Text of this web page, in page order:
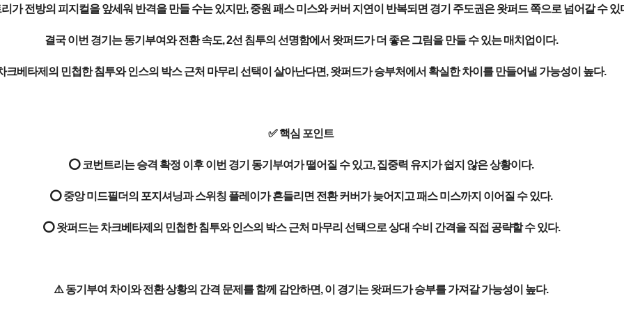
가 전방의 피지컬을 앞세워 반격을 만들 수는 있지만, 중원 패스 미스와 커버 지연이 반복되면 경기 주도권은 왓퍼드 쪽으로 넘어갈 수 있
결국 이번 경기는 동기부여와 전환 속도, 2선 침투의 선명함에서 왓퍼드가 더 좋은 그림을 만들 수 있는 매치업이다.
크베타제의 민첩한 침투와 인스의 박스 근처 마무리 선택이 살아난다면, 왓퍼드가 승부처에서 확실한 차이를 만들어낼 가능성이 높다.
✅ 핵심 포인트
⭕ 코번트리는 승격 확정 이후 이번 경기 동기부여가 떨어질 수 있고, 집중력 유지가 쉽지 않은 상황이다.
⭕ 중앙 미드필더의 포지셔닝과 스위칭 플레이가 흔들리면 전환 커버가 늦어지고 패스 미스까지 이어질 수 있다.
⭕ 왓퍼드는 차크베타제의 민첩한 침투와 인스의 박스 근처 마무리 선택으로 상대 수비 간격을 직접 공략할 수 있다.
⚠️ 동기부여 차이와 전환 상황의 간격 문제를 함께 감안하면, 이 경기는 왓퍼드가 승부를 가져갈 가능성이 높다.